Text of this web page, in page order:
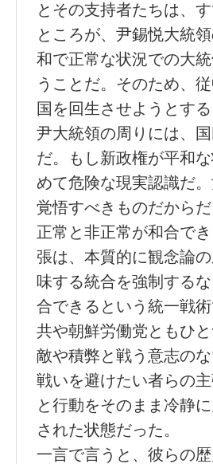
とその支持者たちは、
ところが、尹錫悦大統
和で正常な状況での大
うことだ。そのため、
国を回生させようとす
尹大統領の周りには、
だ。もし新政権が平和
めて危険な現実認識だ
覚悟すべきものだから
正常と非正常が和合で
張は、本質的に観念論
味する統合を強制する
合できるという統一戦
共や朝鮮労働党ともひ
敵や積弊と戦う意志の
戦いを避けたい者らの
と行動をそのまま冷静
された状態だった。
一言で言うと、彼らの